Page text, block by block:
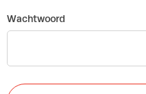
Wachtwoord